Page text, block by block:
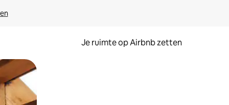
Je ruimte op Airbnb zetten